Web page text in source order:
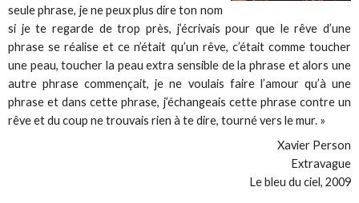
seule phrase, je ne peux plus dire ton nom
si je te regarde de trop près, j’écrivais pour que le rêve d’une
phrase se réalise et ce n’était qu’un rêve, c’était comme toucher
une peau, toucher la peau extra sensible de la phrase et alors une
autre phrase commençait, je ne voulais faire l’amour qu’à une
phrase et dans cette phrase, j’échangeais cette phrase contre un
rêve et du coup ne trouvais rien à te dire, tourné vers le mur. »
Xavier Person
Extravague
Le bleu du ciel, 2009